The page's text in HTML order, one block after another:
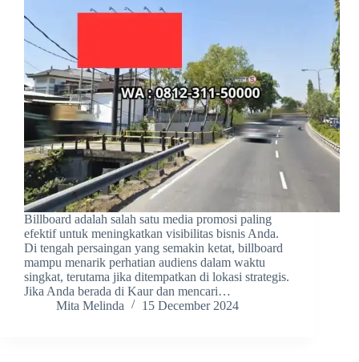
Billboard adalah salah satu media promosi paling
efektif untuk meningkatkan visibilitas bisnis Anda.
Di tengah persaingan yang semakin ketat, billboard
mampu menarik perhatian audiens dalam waktu
singkat, terutama jika ditempatkan di lokasi strategis.
Jika Anda berada di Kaur dan mencari…
Mita Melinda
15 December 2024